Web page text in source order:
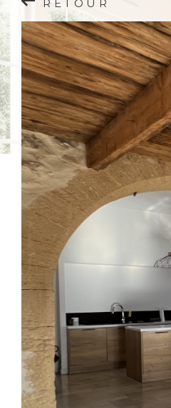
RETOUR